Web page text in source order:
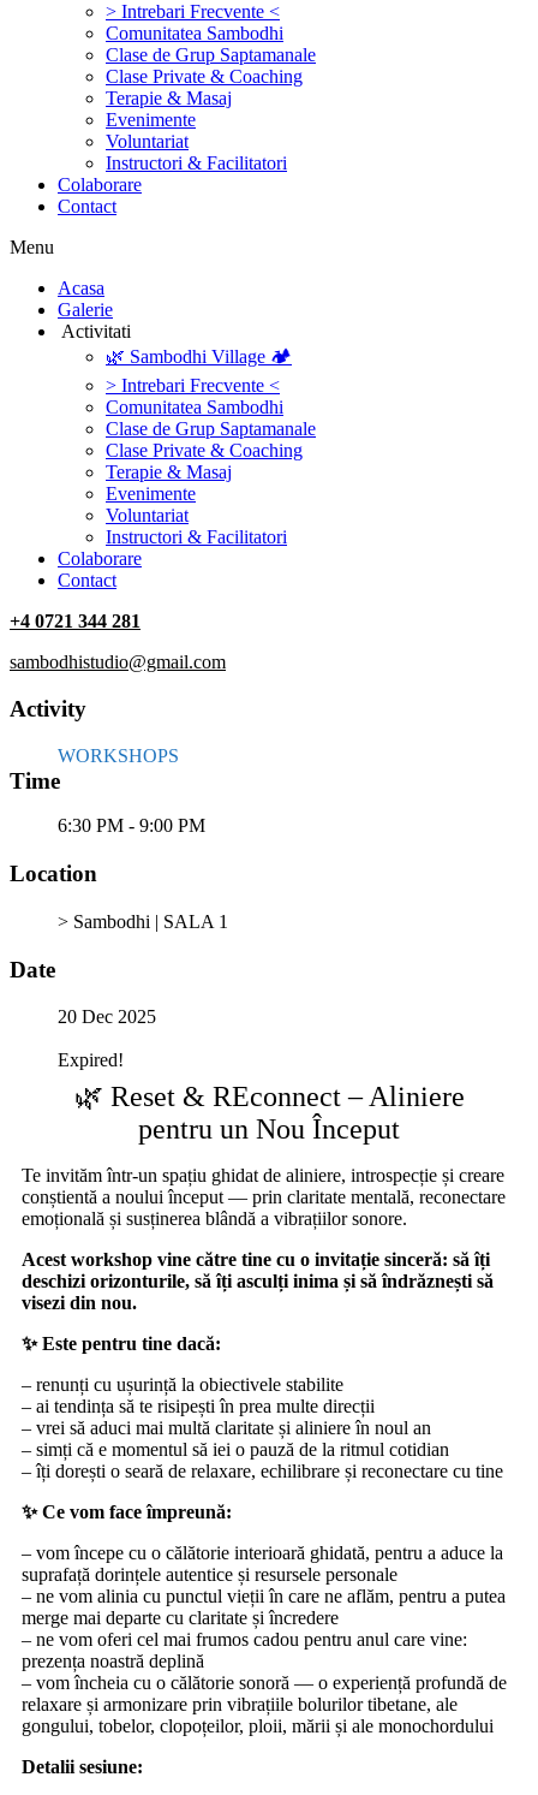
> Intrebari Frecvente <
Comunitatea Sambodhi
Clase de Grup Saptamanale
Clase Private & Coaching
Terapie & Masaj
‎Evenimente
Voluntariat
‏‏‎Instructori & Facilitatori
Colaborare
Contact
Menu
‎Acasa
Galerie
‎ ‎Activitati‎
🌿 Sambodhi Village 🏕️
> Intrebari Frecvente <
Comunitatea Sambodhi
Clase de Grup Saptamanale
Clase Private & Coaching
Terapie & Masaj
‎Evenimente
Voluntariat
‏‏‎Instructori & Facilitatori
Colaborare
Contact
+4 0721 344 281
sambodhistudio@gmail.com
Activity
WORKSHOPS
Time
6:30 PM - 9:00 PM
Location
> Sambodhi | SALA 1
Date
20 Dec 2025
Expired!
🌿 Reset & REconnect – Aliniere
pentru un Nou Început
Te invităm într-un spațiu ghidat de aliniere, introspecție și creare
conștientă a noului început — prin claritate mentală, reconectare
emoțională și susținerea blândă a vibrațiilor sonore.
Acest workshop vine către tine cu o invitație sinceră: să îți
deschizi orizonturile, să îți asculți inima și să îndrăznești să
visezi din nou.
✨ Este pentru tine dacă:
– renunți cu ușurință la obiectivele stabilite
– ai tendința să te risipești în prea multe direcții
– vrei să aduci mai multă claritate și aliniere în noul an
– simți că e momentul să iei o pauză de la ritmul cotidian
– îți dorești o seară de relaxare, echilibrare și reconectare cu tine
✨ Ce vom face împreună:
– vom începe cu o călătorie interioară ghidată, pentru a aduce la
suprafață dorințele autentice și resursele personale
– ne vom alinia cu punctul vieții în care ne aflăm, pentru a putea
merge mai departe cu claritate și încredere
– ne vom oferi cel mai frumos cadou pentru anul care vine:
prezența noastră deplină
– vom încheia cu o călătorie sonoră — o experiență profundă de
relaxare și armonizare prin vibrațiile bolurilor tibetane, ale
gongului, tobelor, clopoțeilor, ploii, mării și ale monochordului
Detalii sesiune: